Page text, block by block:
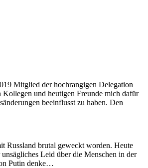
Mitglied der hochrangigen Delegation
Kollegen und heutigen Freunde mich dafür
beeinflusst zu haben. Den
Russland brutal geweckt worden. Heute
Leid über die Menschen in der
Putin denke…